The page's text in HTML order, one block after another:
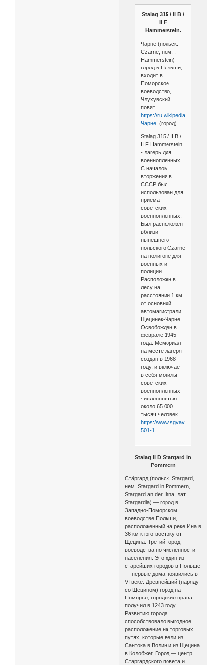
Stalag 315 / II B /
II F
Hammerstein.
Чарне (польск.
Czarne, нем. .
Hammerstein) —
город в Польше,
входит в
Поморское
воеводство,
Члухувский
повят.
https://ru.wikipedia.org/wiki/
Чарне_ (город)
Stalag 315 / II B /
II F Hammerstein
- лагерь для
военнопленных.
С началом
вторжения в
СССР был
использован для
приема
советских
военнопленных.
Был расположен
вблизи
нынешнего
польского Czarne
на полигоне для
военных и
полиции.
Расположен в
лесу на
расстоянии 1 км.
от основной
автомагистрали
Щецинек-Чарне.
Освобожден в
феврале 1945
года. Мемориал
на месте лагеря
создан в 1968
году, и включает
в себя могилы
советских
военнопленных
численностью
около 65 000
тысяч человек.
https://www.sgvavia.ru/forum/
501-1
Stalag II D Stargard in
Pommern
Ста́ргард (польск. Stargard,
нем. Stargard in Pommern,
Stargard an der Ihna, лат.
Stargardia) — город в
Западно-Поморском
воеводстве Польши,
расположенный на реке Ина в
36 км к юго-востоку от
Щецина. Третий город
воеводства по численности
населения. Это один из
старейших городов в Польше
— первые дома появились в
VI веке. Древнейший (наряду
со Щецином) город на
Поморье, городские права
получил в 1243 году.
Развитию города
способствовало выгодное
расположение на торговых
путях, которые вели из
Сантока в Волин и из Щецина
в Колобжег. Город — центр
Старгардского повета и